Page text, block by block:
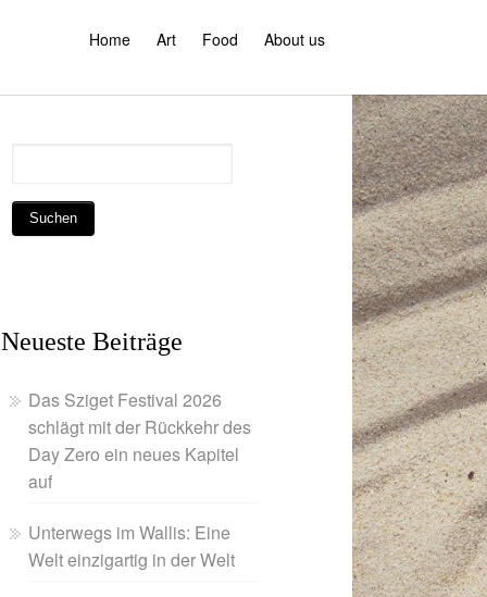
Home Art Food About us
Neueste Beiträge
Das Sziget Festival 2026
schlägt mit der Rückkehr des
Day Zero ein neues Kapitel
auf
Unterwegs im Wallis: Eine
Welt einzigartig in der Welt